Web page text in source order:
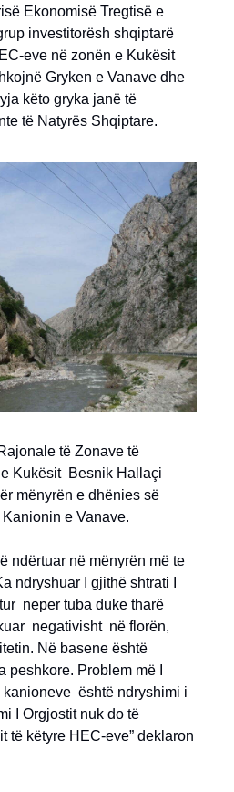
Ekonomisë Tregtisë e
investitorësh shqiptarë
eve në zonën e Kukësit
Gryken e Vanave dhe
këto gryka janë të
të Natyrës Shqiptare.
të Zonave të
Kukësit Besnik Hallaçi
mënyrën e dhënies së
e Vanave.
ndërtuar në mënyrën më te
ndryshuar I gjithë shtrati I
neper tuba duke tharë
negativisht në florën,
Në basene është
peshkore. Problem më I
kanioneve është ndryshimi i
I Orgjostit nuk do të
të këtyre HEC-eve” deklaron